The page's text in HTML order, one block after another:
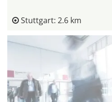
Stuttgart: 2.6 km